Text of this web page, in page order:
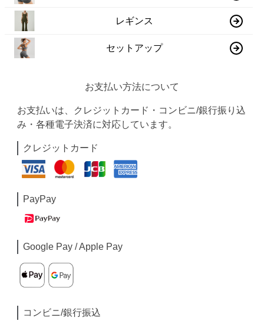
レギンス
セットアップ
お支払い方法について
お支払いは、クレジットカード・コンビニ/銀行振り込
み・各種電子決済に対応しています。
クレジットカード
PayPay
Google Pay / Apple Pay
コンビニ/銀行振込